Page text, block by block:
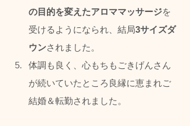
の目的を変えたアロママッサージを
受けるようになられ、結局3サイズダ
ウンされました。
体調も良く、心もちもごきげんさん
が続いていたところ良縁に恵まれご
結婚＆転勤されました。